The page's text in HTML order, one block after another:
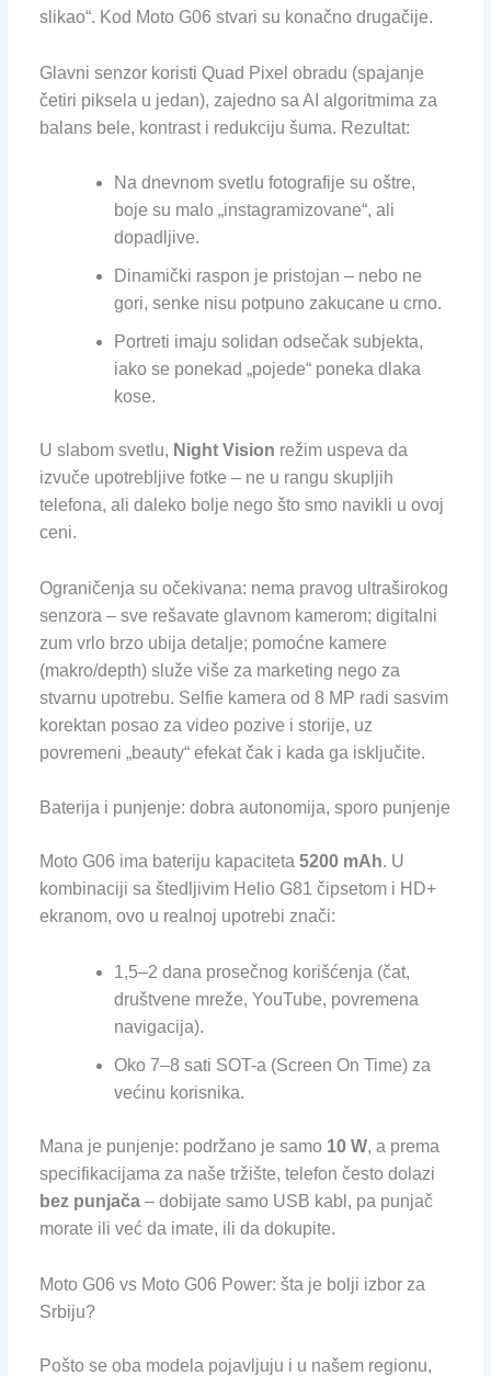
slikao“. Kod Moto G06 stvari su konačno drugačije.
Glavni senzor koristi Quad Pixel obradu (spajanje
četiri piksela u jedan), zajedno sa AI algoritmima za
balans bele, kontrast i redukciju šuma. Rezultat:
Na dnevnom svetlu fotografije su oštre,
boje su malo „instagramizovane“, ali
dopadljive.
Dinamički raspon je pristojan – nebo ne
gori, senke nisu potpuno zakucane u crno.
Portreti imaju solidan odsečak subjekta,
iako se ponekad „pojede“ poneka dlaka
kose.
U slabom svetlu, Night Vision režim uspeva da
izvuče upotrebljive fotke – ne u rangu skupljih
telefona, ali daleko bolje nego što smo navikli u ovoj
ceni.
Ograničenja su očekivana: nema pravog ultraširokog
senzora – sve rešavate glavnom kamerom; digitalni
zum vrlo brzo ubija detalje; pomoćne kamere
(makro/depth) služe više za marketing nego za
stvarnu upotrebu. Selfie kamera od 8 MP radi sasvim
korektan posao za video pozive i storije, uz
povremeni „beauty“ efekat čak i kada ga isključite.
Baterija i punjenje: dobra autonomija, sporo punjenje
Moto G06 ima bateriju kapaciteta 5200 mAh. U
kombinaciji sa štedljivim Helio G81 čipsetom i HD+
ekranom, ovo u realnoj upotrebi znači:
1,5–2 dana prosečnog korišćenja (čat,
društvene mreže, YouTube, povremena
navigacija).
Oko 7–8 sati SOT-a (Screen On Time) za
većinu korisnika.
Mana je punjenje: podržano je samo 10 W, a prema
specifikacijama za naše tržište, telefon često dolazi
bez punjača– dobijate samo USB kabl, pa punjač
morate ili već da imate, ili da dokupite.
Moto G06 vs Moto G06 Power: šta je bolji izbor za
Srbiju?
Pošto se oba modela pojavljuju i u našem regionu,